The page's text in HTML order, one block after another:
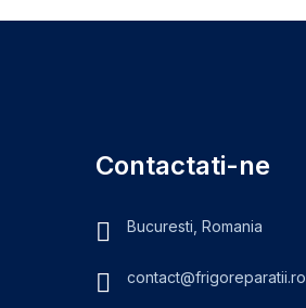
Contactati-ne
Bucuresti, Romania
contact@frigoreparatii.ro